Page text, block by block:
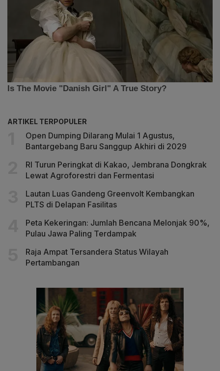
ARTIKEL TERPOPULER
Open Dumping Dilarang Mulai 1 Agustus,
Bantargebang Baru Sanggup Akhiri di 2029
RI Turun Peringkat di Kakao, Jembrana Dongkrak
Lewat Agroforestri dan Fermentasi
Lautan Luas Gandeng Greenvolt Kembangkan
PLTS di Delapan Fasilitas
Peta Kekeringan: Jumlah Bencana Melonjak 90%,
Pulau Jawa Paling Terdampak
Raja Ampat Tersandera Status Wilayah
Pertambangan